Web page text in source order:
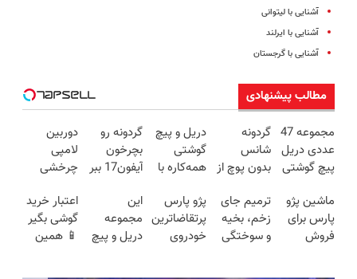
آشنایی با لیتوانی
آشنایی با ایرلند
آشنایی با گرجستان
مطالب پیشنهادی
مجموعه 47
عددی دریل
پیچ گوشتی
(تخفیف به
مدت
محدود)
گردونه
شانس
بدون پوچ از
آیفون17 و
بیت کوین
🔥
دریل و پیچ
گوشتی
همه‌کاره با
هوشمند ⚙️
(نصف
قیمت بازار
گردونه رو
بچرخون
آیفون17 ببر
دوربین
لامپی
چرخشی
فقط امروز
حراج شد🔥
پرداخت
ماشین پژو
پارس برای
فروش
ترمیم جای
زخم، بخیه
و سوختگی
پژو پارس
پرتقاضاترین
خودروی
این
مجموعه
دریل و پیچ
اعتبار خرید
گوشی بگیر
📱 همین